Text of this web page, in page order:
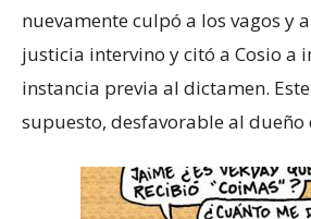
nuevamente culpó a los vagos y
justicia intervino y citó a Cosio a
instancia previa al dictamen.
supuesto, desfavorable al dueño